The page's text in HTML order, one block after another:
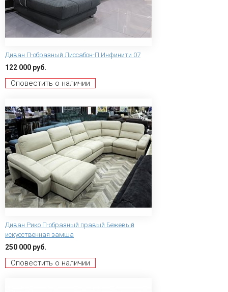
Диван П-образный Лиссабон-П Инфинити 07
122 000 руб.
Оповестить о наличии
Диван Рико П-образный правый Бежевый
искусственная замша
250 000 руб.
Оповестить о наличии